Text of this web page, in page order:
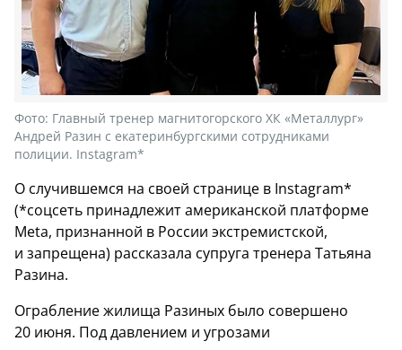
Фото: Главный тренер магнитогорского ХК «Металлург»
Андрей Разин с екатеринбургскими сотрудниками
полиции. Instagram*
О случившемся на своей странице в Instagram*
(*соцсеть принадлежит американской платформе
Meta, признанной в России экстремистской,
и запрещена) рассказала супруга тренера Татьяна
Разина.
Ограбление жилища Разиных было совершено
20 июня. Под давлением и угрозами